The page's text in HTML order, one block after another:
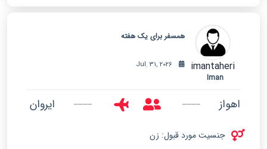
imantaheri
Iman
همسفر برای یک هفته
اهواز ایروان
جنسیت مورد قبول: زن